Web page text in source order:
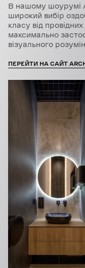
В нашому шоурумі
широкий вибір
класу від
максимально
візуального
ПЕРЕЙТИ НА САЙТ